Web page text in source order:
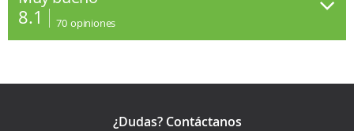
8.1 70 opiniones
¿Dudas? Contáctanos